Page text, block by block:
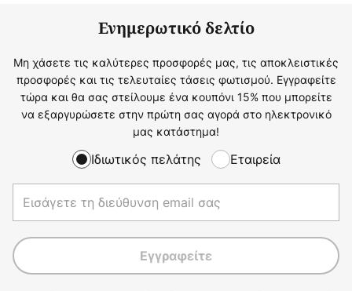
Ενημερωτικό δελτίο
Μη χάσετε τις καλύτερες προσφορές μας, τις αποκλειστικές
προσφορές και τις τελευταίες τάσεις φωτισμού. Εγγραφείτε
τώρα και θα σας στείλουμε ένα κουπόνι 15% που μπορείτε
να εξαργυρώσετε στην πρώτη σας αγορά στο ηλεκτρονικό
μας κατάστημα!
Ιδιωτικός πελάτης Εταιρεία
Εγγραφείτε